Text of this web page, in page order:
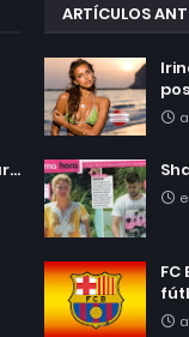
ARTÍCULOS